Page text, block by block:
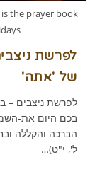
the prayer book
לפרשת
של 'אתה'
לפרשת ניצבים –
בכם היום את-
הברכה והקללה
ל', י"ט)…